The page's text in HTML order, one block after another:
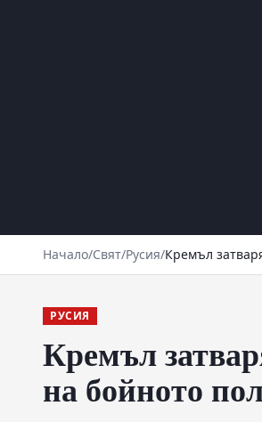
Начало/Свят/Русия/Кремъл
РУСИЯ
Кремъл
на бойното